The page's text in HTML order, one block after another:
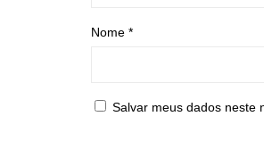
Nome *
Salvar meus dados neste